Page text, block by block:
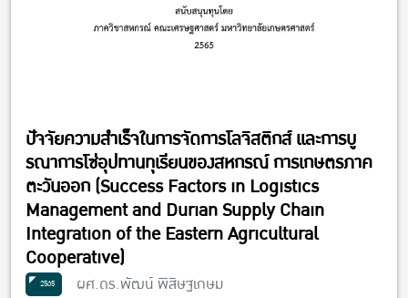
ปัจจัยความสำเร็จในการจัดการโลจิสติกส์ และการบู
รณาการโซ่อุปทานทุเรียนของสหกรณ์ การเกษตรภาค
ตะวันออก (Success Factors in Logistics
Management and Durian Supply Chain
Integration of the Eastern Agricultural
Cooperative)
2565 ผศ.ดร.พัฒน์ พิสิษฐเกษม